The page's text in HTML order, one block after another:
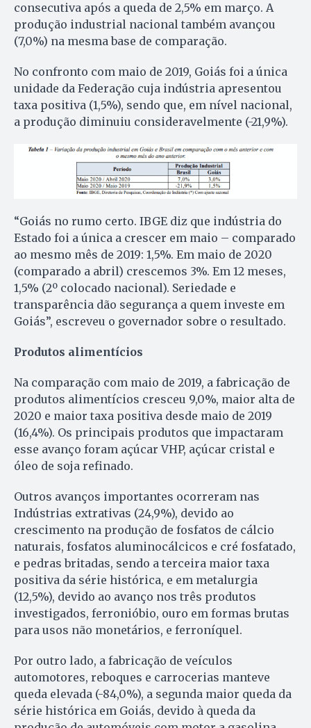
consecutiva após a queda de 2,5% em março. A
produção industrial nacional também avançou
(7,0%) na mesma base de comparação.
No confronto com maio de 2019, Goiás foi a única
unidade da Federação cuja indústria apresentou
taxa positiva (1,5%), sendo que, em nível nacional,
a produção diminuiu consideravelmente (-21,9%).
“Goiás no rumo certo. IBGE diz que indústria do
Estado foi a única a crescer em maio – comparado
ao mesmo mês de 2019: 1,5%. Em maio de 2020
(comparado a abril) crescemos 3%. Em 12 meses,
1,5% (2º colocado nacional). Seriedade e
transparência dão segurança a quem investe em
Goiás”, escreveu o governador sobre o resultado.
Produtos alimentícios
Na comparação com maio de 2019, a fabricação de
produtos alimentícios cresceu 9,0%, maior alta de
2020 e maior taxa positiva desde maio de 2019
(16,4%). Os principais produtos que impactaram
esse avanço foram açúcar VHP, açúcar cristal e
óleo de soja refinado.
Outros avanços importantes ocorreram nas
Indústrias extrativas (24,9%), devido ao
crescimento na produção de fosfatos de cálcio
naturais, fosfatos aluminocálcicos e cré fosfatado,
e pedras britadas, sendo a terceira maior taxa
positiva da série histórica, e em metalurgia
(12,5%), devido ao avanço nos três produtos
investigados, ferronióbio, ouro em formas brutas
para usos não monetários, e ferroníquel.
Por outro lado, a fabricação de veículos
automotores, reboques e carrocerias manteve
queda elevada (-84,0%), a segunda maior queda da
série histórica em Goiás, devido à queda da